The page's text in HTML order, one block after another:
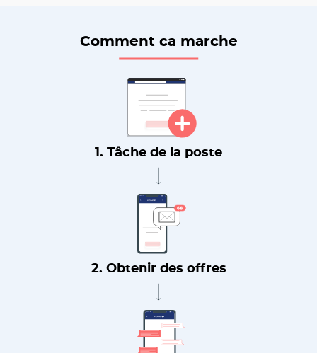
Comment ca marche
1. Tâche de la poste
2. Obtenir des offres